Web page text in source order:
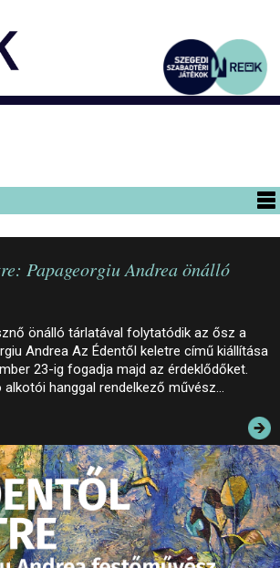
PROGRAMOK
KIÁLLÍTÁSOK
INFORMÁCIÓK
KONFERENCIA
ELÉRHETŐSÉG
ÉS VEZETÉSEK
KÖZÉRDEKŰ ADATOK
Papageorgiu Andrea önálló
önálló tárlatával folytatódik az ősz a
Andrea Az Édentől keletre című kiállítása
23-ig fogadja majd az érdeklődőket.
alkotói hanggal rendelkező művész…